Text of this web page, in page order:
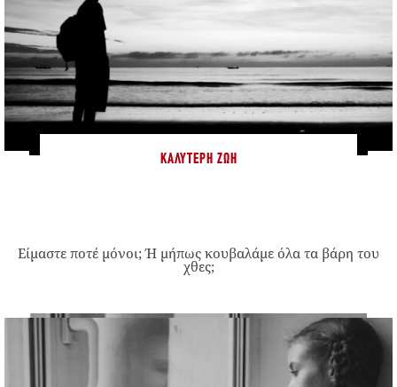
ΚΑΛΎΤΕΡΗ ΖΩΉ
Είμαστε ποτέ μόνοι; Ή μήπως κουβαλάμε όλα τα βάρη του
χθες;